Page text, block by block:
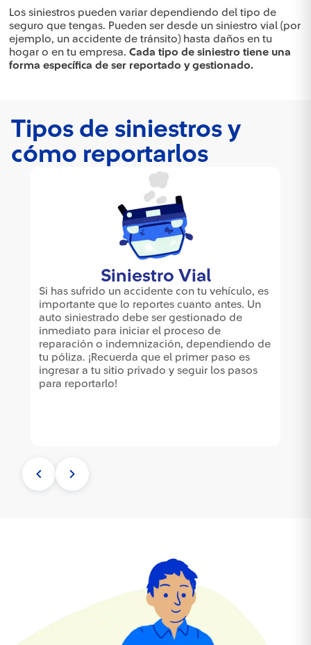
Los siniestros pueden variar dependiendo del tipo de
seguro que tengas. Pueden ser desde un siniestro vial (por
ejemplo, un accidente de tránsito) hasta daños en tu
hogar o en tu empresa. Cada tipo de siniestro tiene una
forma específica de ser reportado y gestionado.
Tipos de siniestros y
cómo reportarlos
Siniestro Vial
Si has sufrido un accidente con tu vehículo, es
importante que lo reportes cuanto antes. Un
auto siniestrado debe ser gestionado de
inmediato para iniciar el proceso de
reparación o indemnización, dependiendo de
tu póliza. ¡Recuerda que el primer paso es
ingresar a tu sitio privado y seguir los pasos
para reportarlo!